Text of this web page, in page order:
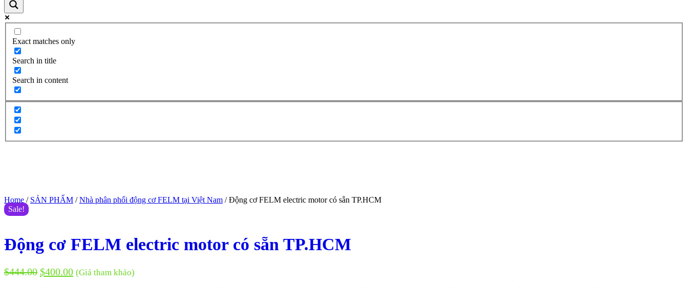
Exact matches only
Search in title
Search in content
Home / SẢN PHẨM /Nhà phân phối động cơ FELM tại Việt Nam / Động cơ FELM electric motor có sẵn TP.HCM
Sale!
Động cơ FELM electric motor có sẵn TP.HCM
$444.00 $400.00 (Giá tham khảo)